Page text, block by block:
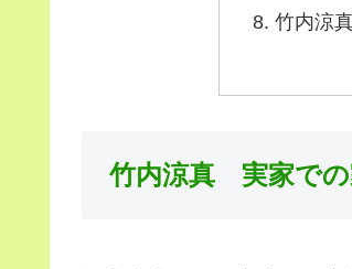
竹内涼
竹内涼真 実家での